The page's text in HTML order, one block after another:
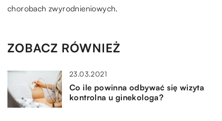
chorobach zwyrodnieniowych.
ZOBACZ RÓWNIEŻ
23.03.2021
Co ile powinna odbywać się wizyta
kontrolna u ginekologa?